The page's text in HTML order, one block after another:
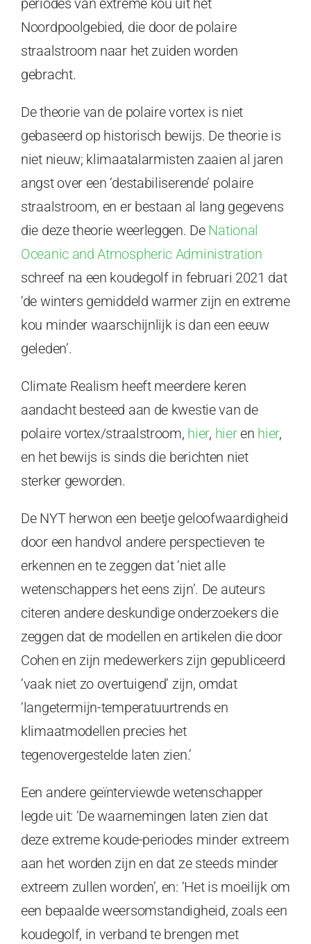
periodes van extreme kou uit het
Noordpoolgebied, die door de polaire
straalstroom naar het zuiden worden
gebracht.
De theorie van de polaire vortex is niet
gebaseerd op historisch bewijs. De theorie is
niet nieuw; klimaatalarmisten zaaien al jaren
angst over een ‘destabiliserende’ polaire
straalstroom, en er bestaan al lang gegevens
die deze theorie weerleggen. De National
Oceanic and Atmospheric Administration
schreef na een koudegolf in februari 2021 dat
‘de winters gemiddeld warmer zijn en extreme
kou minder waarschijnlijk is dan een eeuw
geleden’.
Climate Realism heeft meerdere keren
aandacht besteed aan de kwestie van de
polaire vortex/straalstroom, hier, hieren hier,
en het bewijs is sinds die berichten niet
sterker geworden.
De NYT herwon een beetje geloofwaardigheid
door een handvol andere perspectieven te
erkennen en te zeggen dat ‘niet alle
wetenschappers het eens zijn’. De auteurs
citeren andere deskundige onderzoekers die
zeggen dat de modellen en artikelen die door
Cohen en zijn medewerkers zijn gepubliceerd
‘vaak niet zo overtuigend’ zijn, omdat
‘langetermijn-temperatuurtrends en
klimaatmodellen precies het
tegenovergestelde laten zien.’
Een andere geïnterviewde wetenschapper
legde uit: ‘De waarnemingen laten zien dat
deze extreme koude-periodes minder extreem
aan het worden zijn en dat ze steeds minder
extreem zullen worden’, en: ‘Het is moeilijk om
een bepaalde weersomstandigheid, zoals een
koudegolf, in verband te brengen met